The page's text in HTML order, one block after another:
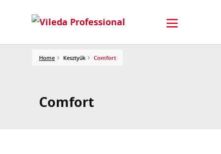
Home Kesztyűk Comfort
Comfort